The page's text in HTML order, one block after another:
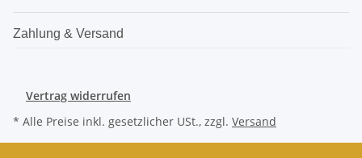
Zahlung & Versand
Vertrag widerrufen
* Alle Preise inkl. gesetzlicher USt., zzgl. Versand